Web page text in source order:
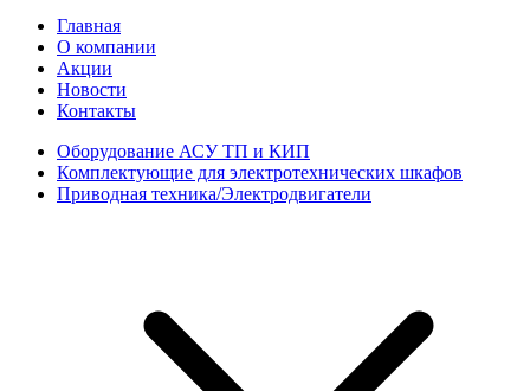
Главная
О компании
Акции
Новости
Контакты
Оборудование АСУ ТП и КИП
Комплектующие для электротехнических шкафов
Приводная техника/Электродвигатели